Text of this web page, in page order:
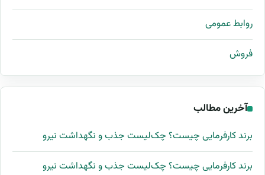
روابط عمومی
فروش
آخرین مطالب
برند کارفرمایی چیست؟ چک‌لیست جذب و نگهداشت نیرو
برند کارفرمایی چیست؟ چک‌لیست جذب و نگهداشت نیرو